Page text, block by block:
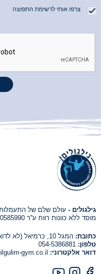
צרפו אותי לרשימת התפוצה
גילגולים - עולם שלם של
מוסד ללא כוונות רווח ע''ר 580585990
כתובת: המגל 10, כרמיאל (לא לדואר)
טלפון:
דואר אלקטרוני: gym.co.il